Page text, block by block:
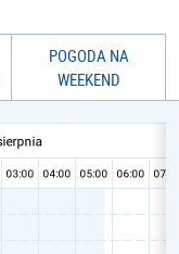
POGODA NA
WEEKEND